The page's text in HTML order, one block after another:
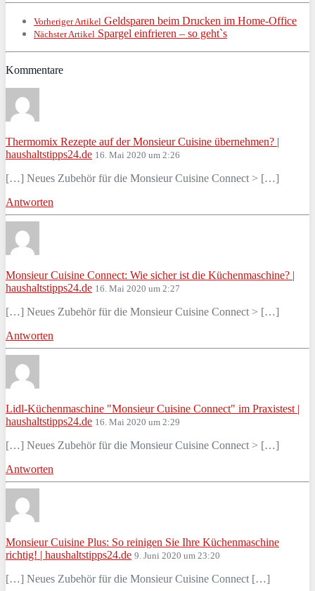
Vorheriger Artikel Geldsparen beim Drucken im Home-Office
Nächster Artikel Spargel einfrieren – so geht`s
Kommentare
Thermomix Rezepte auf der Monsieur Cuisine übernehmen? |
haushaltstipps24.de 16. Mai 2020 um 2:26
[…] Neues Zubehör für die Monsieur Cuisine Connect > […]
Antworten
Monsieur Cuisine Connect: Wie sicher ist die Küchenmaschine? |
haushaltstipps24.de 16. Mai 2020 um 2:27
[…] Neues Zubehör für die Monsieur Cuisine Connect > […]
Antworten
Lidl-Küchenmaschine "Monsieur Cuisine Connect" im Praxistest |
haushaltstipps24.de 16. Mai 2020 um 2:29
[…] Neues Zubehör für die Monsieur Cuisine Connect > […]
Antworten
Monsieur Cuisine Plus: So reinigen Sie Ihre Küchenmaschine
richtig! | haushaltstipps24.de 9. Juni 2020 um 23:20
[…] Neues Zubehör für die Monsieur Cuisine Connect […]